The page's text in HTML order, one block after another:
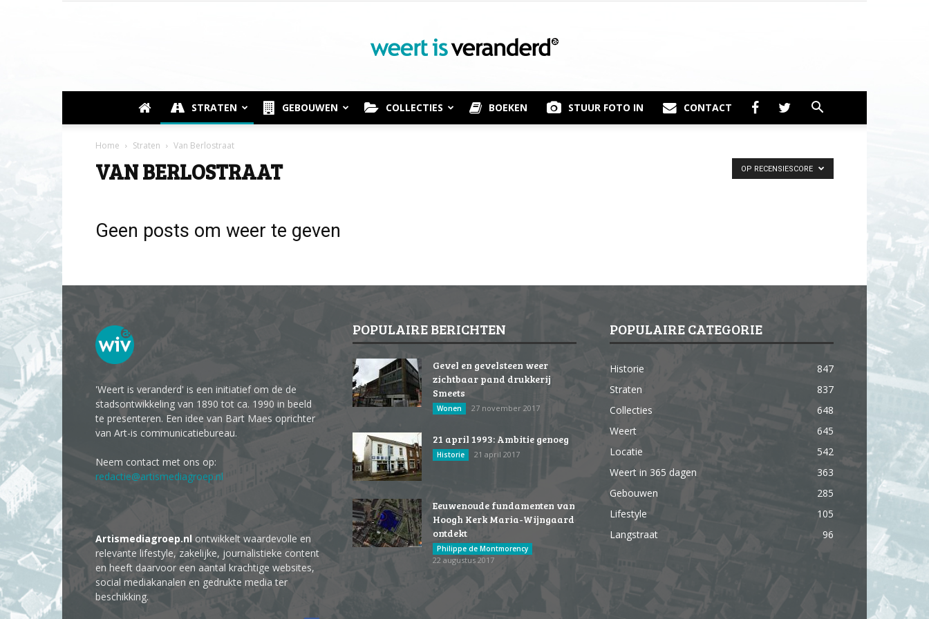
Weert
STRATEN GEBOUWEN COLLECTIES BOEKEN STUUR FOTO IN CONTACT
Home Straten Van Berlostraat
VAN BERLOSTRAAT OP RECENSIESCORE
Geen posts om weer te geven
'Weert is veranderd' is een initiatief om de de
stadsontwikkeling van 1890 tot ca. 1990 in beeld
te presenteren. Een idee van Bart Maes oprichter
van Art-is communicatiebureau.
Neem contact met ons op:
redactie@artismediagroep.nl
Artismediagroep.nl ontwikkelt waardevolle en
relevante lifestyle, zakelijke, journalistieke content
en heeft daarvoor een aantal krachtige websites,
social mediakanalen en gedrukte media ter
beschikking.
POPULAIRE BERICHTEN
Gevel en gevelsteen weer
zichtbaar pand drukkerij
Smeets
Wonen 27 november 2017
21 april 1993: Ambitie genoeg
Historie 21 april 2017
Eeuwenoude fundamenten van
Hoogh Kerk Maria-Wijngaard
ontdekt
Philippe de Montmorency
22 augustus 2017
POPULAIRE CATEGORIE
Historie
847
Straten
837
Collecties
648
Weert
645
Locatie
542
Weert in 365 dagen
363
Gebouwen
285
Lifestyle
105
Langstraat
96